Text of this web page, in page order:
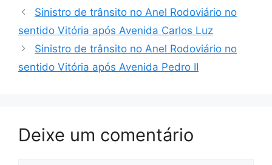
Sinistro de trânsito no Anel Rodoviário no
sentido Vitória após Avenida Carlos Luz
Sinistro de trânsito no Anel Rodoviário no
sentido Vitória após Avenida Pedro II
Deixe um comentário